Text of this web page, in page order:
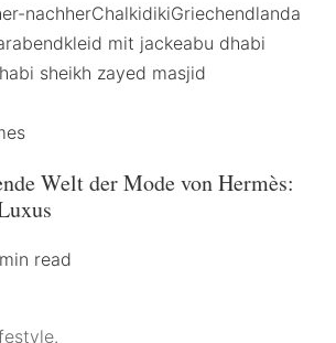
nachherChalkidikiGriechendlanda
abendkleid mit jackeabu dhabi
sheikh zayed masjid
Welt der Mode von Hermès:
read